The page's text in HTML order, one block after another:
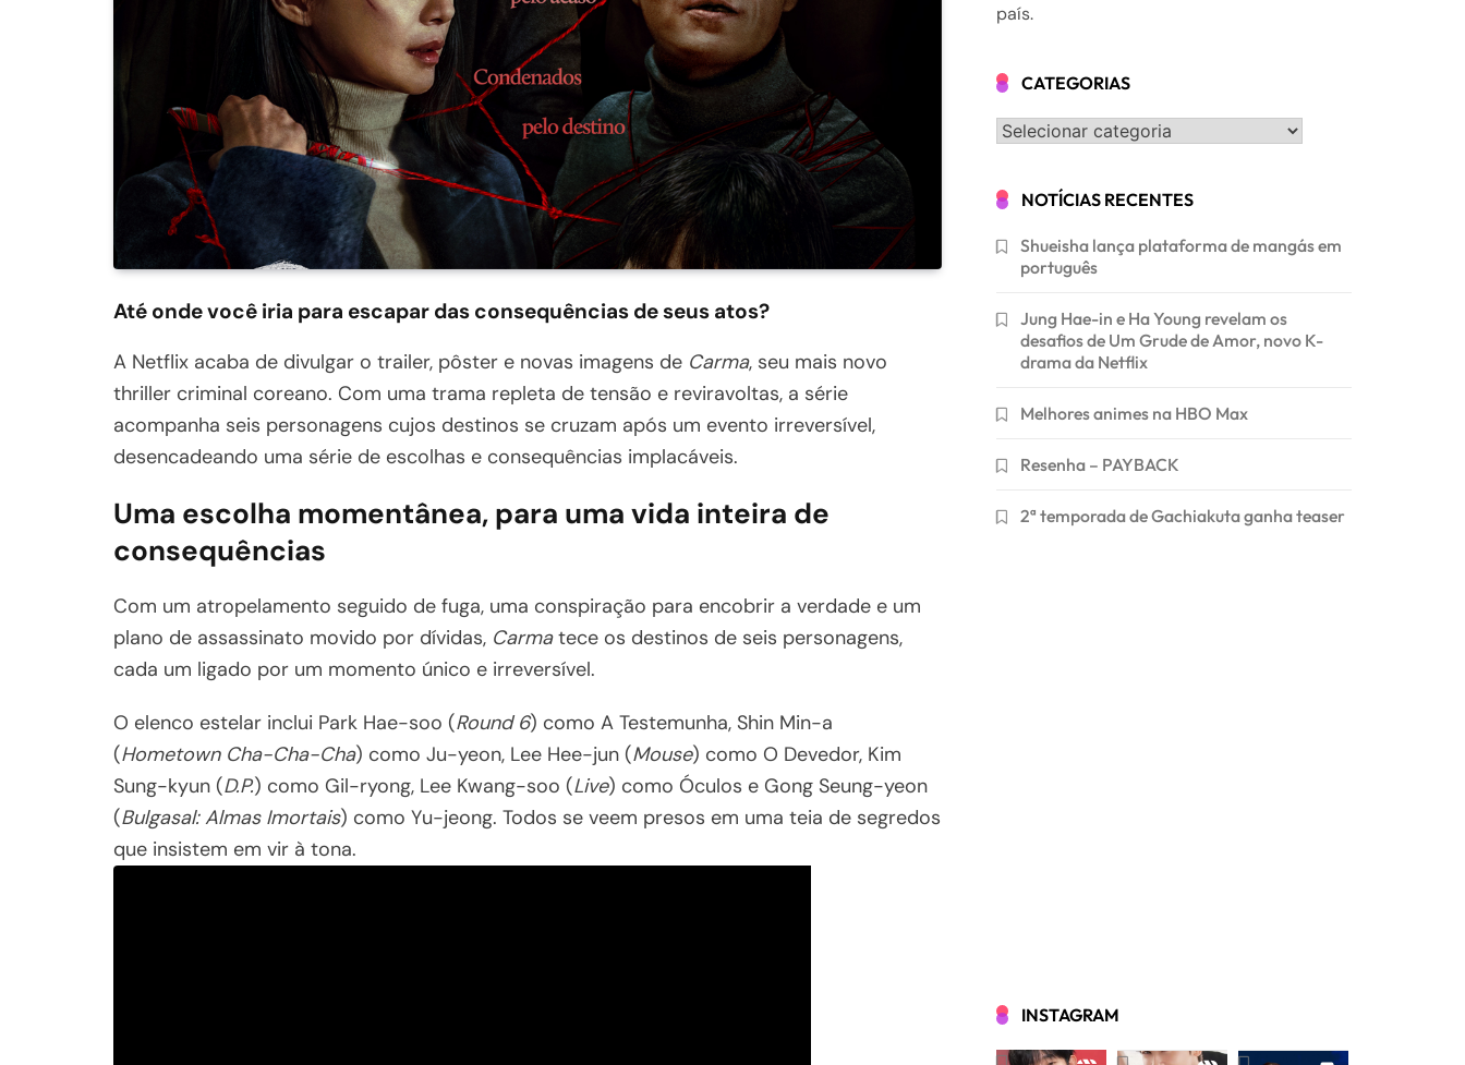
Até onde você iria para escapar das consequências de seus atos?
A Netflix acaba de divulgar o trailer, pôster e novas imagens de Carma, seu mais novo
thriller criminal coreano. Com uma trama repleta de tensão e reviravoltas, a série
acompanha seis personagens cujos destinos se cruzam após um evento irreversível,
desencadeando uma série de escolhas e consequências implacáveis.
Uma escolha momentânea, para uma vida inteira de
consequências
Com um atropelamento seguido de fuga, uma conspiração para encobrir a verdade e um
plano de assassinato movido por dívidas, Carmatece os destinos de seis personagens,
cada um ligado por um momento único e irreversível.
O elenco estelar inclui Park Hae-soo (Round 6) como A Testemunha, Shin Min-a
(Hometown Cha-Cha-Cha) como Ju-yeon, Lee Hee-jun (Mouse) como O Devedor, Kim
Sung-kyun (D.P.) como Gil-ryong, Lee Kwang-soo (Live) como Óculos e Gong Seung-yeon
(Bulgasal: Almas Imortais) como Yu-jeong. Todos se veem presos em uma teia de segredos
que insistem em vir à tona.
país.
CATEGORIAS
Categorias
NOTÍCIAS RECENTES
Shueisha lança plataforma de mangás em
português
Jung Hae-in e Ha Young revelam os
desafios de Um Grude de Amor, novo K-
drama da Netflix
Melhores animes na HBO Max
Resenha – PAYBACK
2ª temporada de Gachiakuta ganha teaser
INSTAGRAM